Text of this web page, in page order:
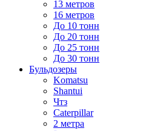
13 метров
16 метров
До 10 тонн
До 20 тонн
До 25 тонн
До 30 тонн
Бульдозеры
Komatsu
Shantui
Чтз
Caterpillar
2 метра